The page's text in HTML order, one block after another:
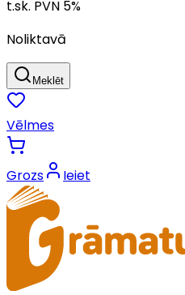
t.sk. PVN 5%
Noliktavā
Meklēt
Vēlmes
Grozs Ieiet